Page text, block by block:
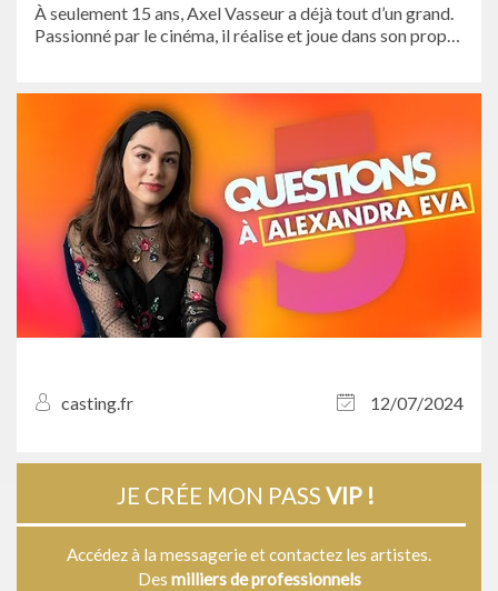
À seulement 15 ans, Axel Vasseur a déjà tout d’un grand.
Passionné par le cinéma, il réalise et joue dans son propre
casting.fr 12/07/2024
JE CRÉE MON PASSVIP !
Accédez à la messagerie et contactez les artistes.
Des milliers de professionnels